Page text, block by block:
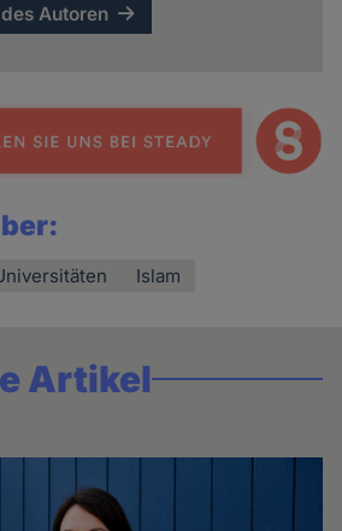
Autoren
Islam
Artikel